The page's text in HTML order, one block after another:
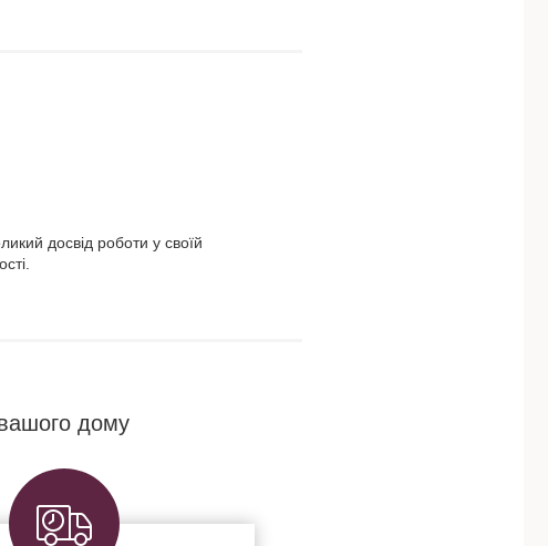
досвід роботи у своїй
дому